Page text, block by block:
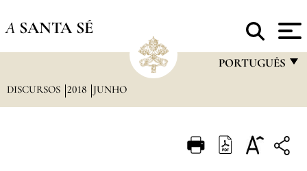
A SANTA SÉ
PORTUGUÊS
ITALIANO
DISCURSOS 2018 JUNHO